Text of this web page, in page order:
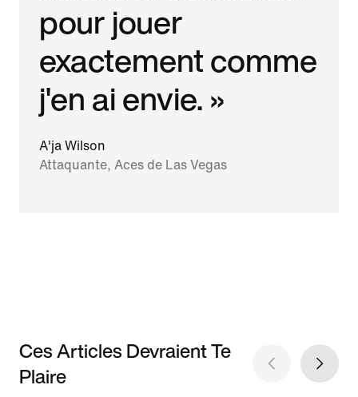
pour jouer
exactement comme
j'en ai envie. »
A'ja Wilson
Attaquante, Aces de Las Vegas
Ces Articles Devraient Te
Plaire